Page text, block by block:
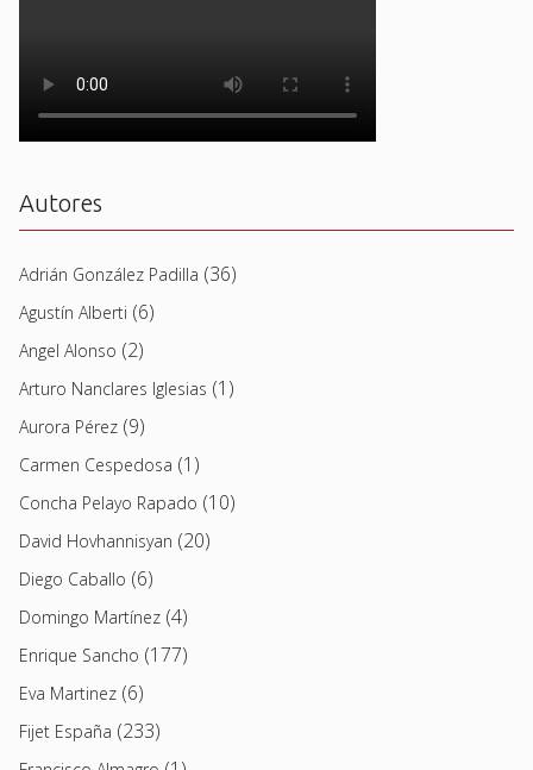
Autores
Adrián González Padilla (36)
Agustín Alberti (6)
Angel Alonso (2)
Arturo Nanclares Iglesias (1)
Aurora Pérez (9)
Carmen Cespedosa (1)
Concha Pelayo Rapado (10)
David Hovhannisyan (20)
Diego Caballo (6)
Domingo Martínez (4)
Enrique Sancho (177)
Eva Martinez (6)
Fijet España (233)